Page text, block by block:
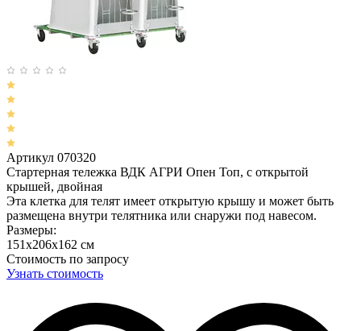
Артикул 070320
Стартерная тележка ВДК АГРИ Опен Топ, с открытой
крышей, двойная
Эта клетка для телят имеет открытую крышу и может быть
размещена внутри телятника или снаружи под навесом.
Размеры:
151х206х162 см
Стоимость по запросу
Узнать стоимость